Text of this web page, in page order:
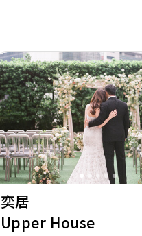
Previous
奕居
Upper House